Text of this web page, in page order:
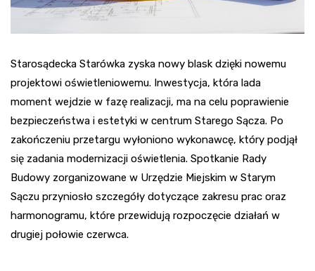
Starosądecka Starówka zyska nowy blask dzięki nowemu
projektowi oświetleniowemu. Inwestycja, która lada
moment wejdzie w fazę realizacji, ma na celu poprawienie
bezpieczeństwa i estetyki w centrum Starego Sącza. Po
zakończeniu przetargu wyłoniono wykonawcę, który podjął
się zadania modernizacji oświetlenia. Spotkanie Rady
Budowy zorganizowane w Urzędzie Miejskim w Starym
Sączu przyniosło szczegóły dotyczące zakresu prac oraz
harmonogramu, które przewidują rozpoczęcie działań w
drugiej połowie czerwca.